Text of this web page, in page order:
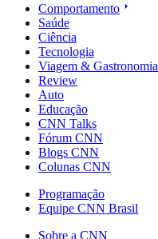
Comportamento
Saúde
Ciência
Tecnologia
Viagem & Gastronomia
Review
Auto
Educação
CNN Talks
Fórum CNN
Blogs CNN
Colunas CNN
Programação
Equipe CNN Brasil
Sobre a CNN